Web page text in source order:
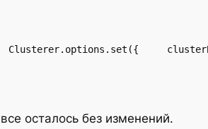
Clusterer.options.set({
осталось без изменений.